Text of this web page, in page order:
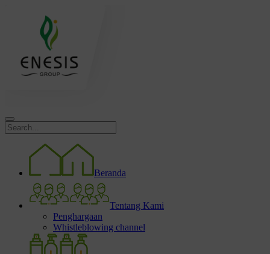
Beranda
Tentang Kami
Penghargaan
Whistleblowing channel